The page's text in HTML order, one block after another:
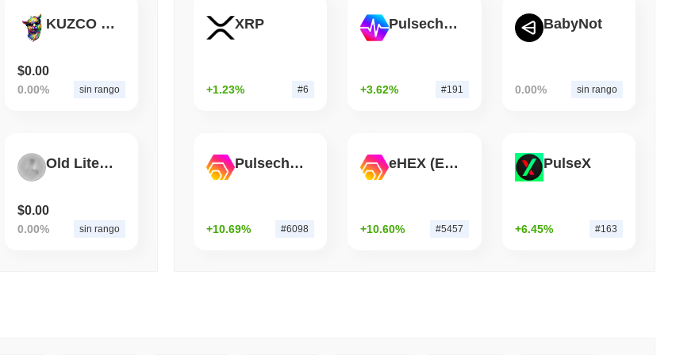
August 07 2026(1 day ago) 3 minimo di lettura
circa un giorno
KUZCO INU
$0.00
0.00% sin rango
Old Litecoin
$0.00
0.00% sin rango
XRP
+1.23% #6
Pulsechain
+3.62% #191
BabyNot
0.00% sin rango
Pulsechain Bridged HEX (Pulsechain)
+10.69% #6098
eHEX (Ethereum)
+10.60% #5457
PulseX
+6.45% #163